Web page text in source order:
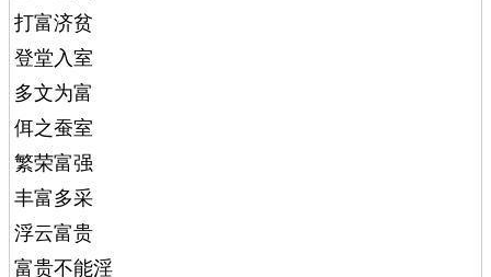
打富济贫
登堂入室
多文为富
佴之蚕室
繁荣富强
丰富多采
浮云富贵
富贵不能淫